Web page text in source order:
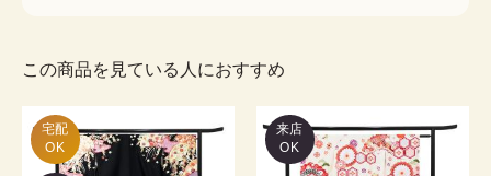
この商品を見ている人におすすめ
宅配
OK
来店
OK